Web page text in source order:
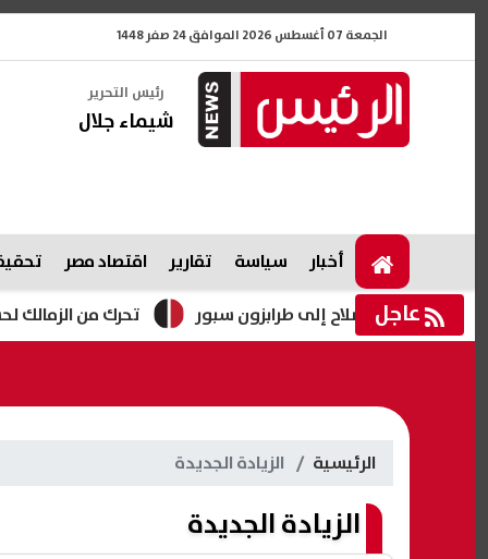
الجمعة 07 أغسطس 2026 الموافق 24 صفر 1448
رئيس التحرير
شيماء جلال
أخبار سياسة تقارير اقتصاد مصر
عاجل تحرك من الزمالك لحسم موقف صلاح إلى طرابزون سبور
الرئيسية الزيادة الجديدة
الزيادة الجديدة